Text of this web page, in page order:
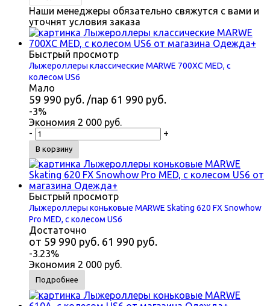
Наши менеджеры обязательно свяжутся с вами и
уточнят условия заказа
Быстрый просмотр
Лыжероллеры классические MARWE 700XC MED, с
колесом US6
Мало
59 990 руб. /пар 61 990 руб.
-3%
Экономия 2 000 руб.
-
+
В корзину
Быстрый просмотр
Лыжероллеры коньковые MARWE Skating 620 FX Snowhow
Pro MED, с колесом US6
Достаточно
от 59 990 руб. 61 990 руб.
-3.23%
Экономия 2 000 руб.
Подробнее